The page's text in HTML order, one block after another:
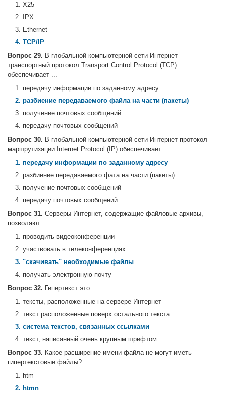
1. X25
2. IPX
3. Ethernet
4. TCP/IP
Вопрос 29. В глобальной компьютерной сети Интернет
транспортный протокол Transport Control Protocol (TCP)
обеспечивает ...
1. передачу информации по заданному адресу
2. разбиение передаваемого файла на части (пакеты)
3. получение почтовых сообщений
4. передачу почтовых сообщений
Вопрос 30. В глобальной компьютерной сети Интернет протокол
маршрутизации Internet Protocol (IP) обеспечивает...
1. передачу информации по заданному адресу
2. разбиение передаваемого фата на части (пакеты)
3. получение почтовых сообщений
4. передачу почтовых сообщений
Вопрос 31. Серверы Интернет, содержащие файловые архивы,
позволяют ...
1. проводить видеоконференции
2. участвовать в телеконференциях
3. "скачивать" необходимые файлы
4. получать электронную почту
Вопрос 32. Гипертекст это:
1. тексты, расположенные на сервере Интернет
2. текст расположенные поверх остального текста
3. система текстов, связанных ссылками
4. текст, написанный очень крупным шрифтом
Вопрос 33. Какое расширение имени файла не могут иметь
гипертекстовые файлы?
1. htm
2. htmn